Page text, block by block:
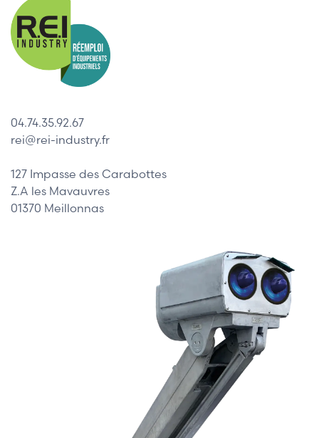
04.74.35.92.67
rei@rei-industry.fr
127 Impasse des Carabottes
Z.A les Mavauvres
01370 Meillonnas